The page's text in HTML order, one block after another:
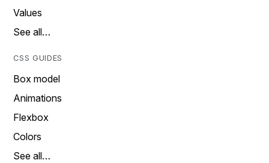
Values
See all…
CSS GUIDES
Box model
Animations
Flexbox
Colors
See all…